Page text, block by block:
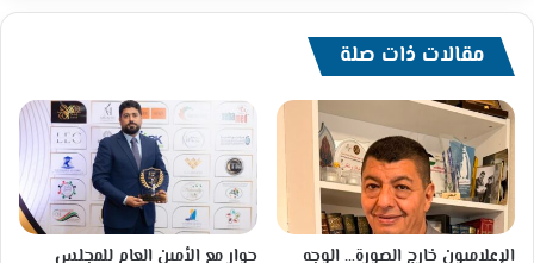
مقالات ذات صلة
الإعلاميون خارج الصورة… الوجه حوار مع الأمين العام للمجلس